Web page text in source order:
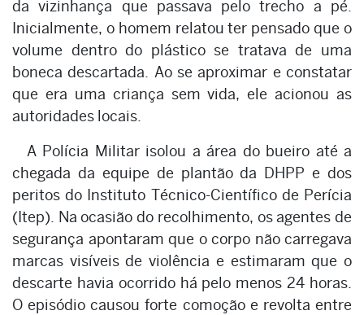
da vizinhança que passava pelo trecho a pé.
Inicialmente, o homem relatou ter pensado que o
volume dentro do plástico se tratava de uma
boneca descartada. Ao se aproximar e constatar
que era uma criança sem vida, ele acionou as
autoridades locais.
A Polícia Militar isolou a área do bueiro até a
chegada da equipe de plantão da DHPP e dos
peritos do Instituto Técnico-Científico de Perícia
(Itep). Na ocasião do recolhimento, os agentes de
segurança apontaram que o corpo não carregava
marcas visíveis de violência e estimaram que o
descarte havia ocorrido há pelo menos 24 horas.
O episódio causou forte comoção e revolta entre